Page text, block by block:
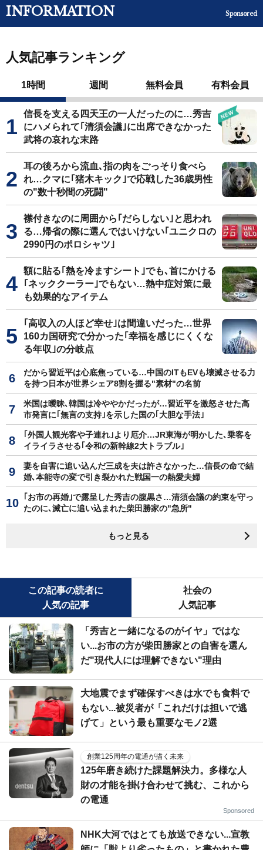
INFORMATION Sponsored
人気記事ランキング
1時間 週間 無料会員 有料会員
信長を支える四天王の一人だったのに…秀吉
にハメられて｢清須会議｣に出席できなかった
武将の哀れな末路
耳の後ろから流血､指の肉をごっそり食べら
れ…クマに｢猪木キック｣で応戦した36歳男性
の"数十秒間の死闘"
襟付きなのに周囲から｢だらしない｣と思われ
る…帰省の際に選んではいけない｢ユニクロの
2990円のポロシャツ｣
額に貼る｢熱を冷ますシート｣でも､首にかける
｢ネッククーラー｣でもない…熱中症対策に最
も効果的なアイテム
｢高収入の人ほど幸せ｣は間違いだった…世界
160カ国研究で分かった｢幸福を感じにくくな
る年収｣の分岐点
だから習近平は心底焦っている…中国のITもEVも壊滅させる力
を持つ日本が世界シェア8割を握る"素材"の名前
米国は曖昧､韓国は冷ややかだったが…習近平を激怒させた高
市発言に｢無言の支持｣を示した国の｢大胆な手法｣
｢外国人観光客や子連れ｣より厄介…JR東海が明かした､乗客を
イライラさせる｢令和の新幹線2大トラブル｣
妻を自害に追い込んだ三成を夫は許さなかった…信長の命で結
婚､本能寺の変で引き裂かれた戦国一の熱愛夫婦
｢お市の再婚｣で露呈した秀吉の腹黒さ…清須会議の約束を守っ
たのに､滅亡に追い込まれた柴田勝家の"急所"
もっと見る
この記事の読者に
人気の記事
社会の
人気記事
「秀吉と一緒になるのがイヤ」ではな
い...お市の方が柴田勝家との自害を選ん
だ"現代人には理解できない"理由
大地震でまず確保すべきは水でも食料で
もない...被災者が「これだけは担いで逃
げて」という最も重要なモノ2選
創業125周年の電通が描く未来
125年磨き続けた課題解決力。多様な人
財の才能を掛け合わせて挑む、これから
の電通
Sponsored
NHK大河ではとても放送できない...宣教